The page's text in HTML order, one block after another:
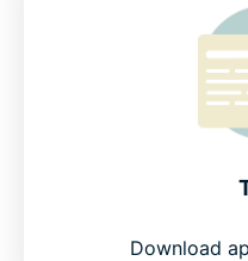
ExpressVPN til andre
Prøv en VPN til Mexico
Download